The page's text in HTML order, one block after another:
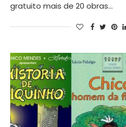
gratuito mais de 20 obras…